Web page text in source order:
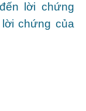
lời chứng
chứng của